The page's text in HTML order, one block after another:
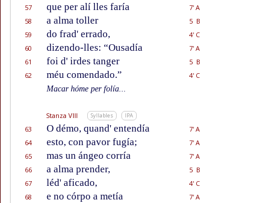
57
que per alí lles faría
7' A
58
a alma toller
5 B
59
do frad' errado,
4' C
60
dizendo-lles: “Ousadía
7' A
61
foi d' irdes tanger
5 B
62
méu comendado.”
4' C
Macar hóme per folía...
Stanza VIII Syllables IPA
63 O démo, quand' entendía
7' A
64
esto, con pavor fugía;
7' A
65
mas un ángeo corría
7' A
66
a alma prender,
5 B
67
léd' aficado,
4' C
68
e no córpo a metía
7' A